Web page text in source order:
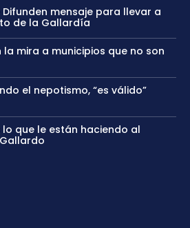
mensaje para llevar a
de la Gallardía
mira a municipios que no son
el nepotismo, “es válido”
que le están haciendo al